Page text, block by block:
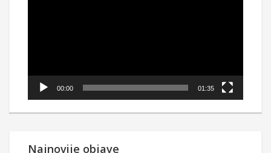
00:00 01:35
Najnovije objave